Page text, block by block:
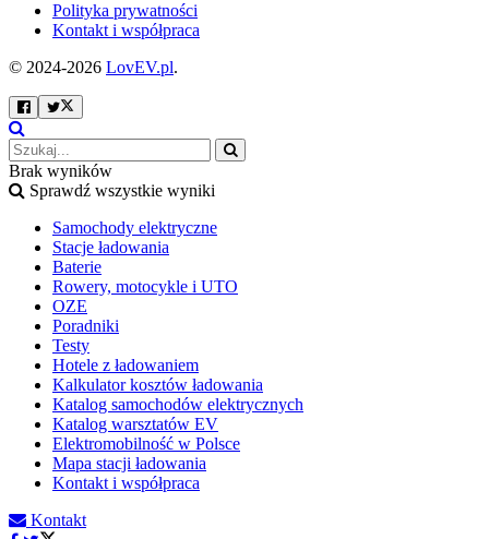
Polityka prywatności
Kontakt i współpraca
© 2024-2026 LovEV.pl.
Brak wyników
Sprawdź wszystkie wyniki
Samochody elektryczne
Stacje ładowania
Baterie
Rowery, motocykle i UTO
OZE
Poradniki
Testy
Hotele z ładowaniem
Kalkulator kosztów ładowania
Katalog samochodów elektrycznych
Katalog warsztatów EV
Elektromobilność w Polsce
Mapa stacji ładowania
Kontakt i współpraca
Kontakt